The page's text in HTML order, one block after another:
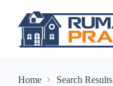
Home Search Results